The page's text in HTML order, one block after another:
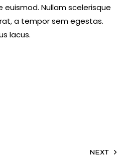
Nullam scelerisque
a tempor sem egestas.
lacus.
NEXT